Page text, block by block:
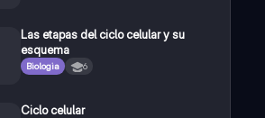
Las etapas del ciclo celular y su
esquema
Biologia 6
Ciclo celular